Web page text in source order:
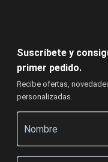
Suscríbete y
primer pedido.
Recibe ofertas,
personalizadas.